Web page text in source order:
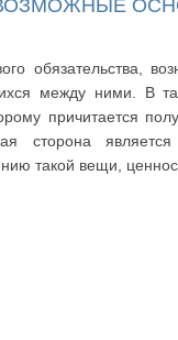
обязательства,
между ними. В
причитается
сторона
такой вещи,